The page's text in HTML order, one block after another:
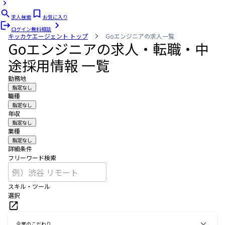
求人検索
お気に入り
ログイン無料相談
キッカケエージェント トップ Goエンジニアの求人一覧
Goエンジニアの求人・転職・中
途採用情報 一覧
勤務地
指定なし
職種
指定なし
年収
指定なし
業種
指定なし
詳細条件
フリーワード検索
スキル・ツール
選択